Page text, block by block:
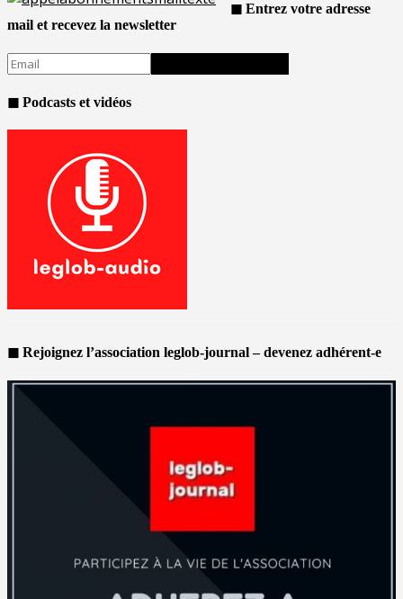
◼ Entrez votre adresse
mail et recevez la newsletter
◼ Podcasts et vidéos
◼ Rejoignez l’association leglob-journal – devenez adhérent-e